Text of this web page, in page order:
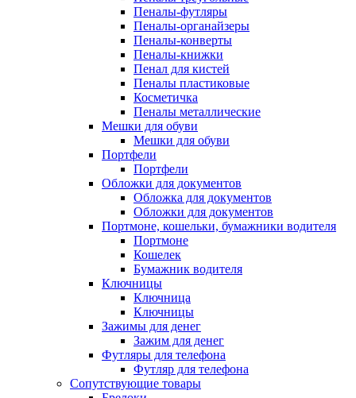
Пеналы-футляры
Пеналы-органайзеры
Пеналы-конверты
Пеналы-книжки
Пенал для кистей
Пеналы пластиковые
Косметичка
Пеналы металлические
Мешки для обуви
Мешки для обуви
Портфели
Портфели
Обложки для документов
Обложка для документов
Обложки для документов
Портмоне, кошельки, бумажники водителя
Портмоне
Кошелек
Бумажник водителя
Ключницы
Ключница
Ключницы
Зажимы для денег
Зажим для денег
Футляры для телефона
Футляр для телефона
Сопутствующие товары